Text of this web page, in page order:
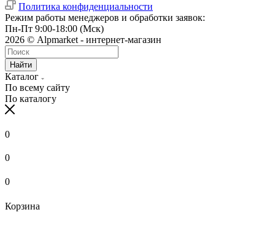
Политика конфиденциальности
Режим работы менеджеров и обработки заявок:
Пн-Пт 9:00-18:00 (Мск)
2026 © Alpmarket - интернет-магазин
Найти
Каталог
По всему сайту
По каталогу
0
0
0
Корзина